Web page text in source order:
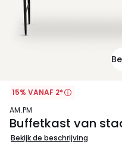
15% VANAF 2*
AM.PM
Buffetkast van
Bekijk de beschrijving